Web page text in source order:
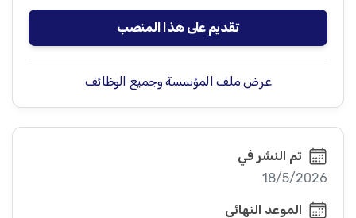
تقديم على هذا المنصب
عرض ملف المؤسسة وجميع الوظائف
تم النشر في
18/5/2026
الموعد النهائي